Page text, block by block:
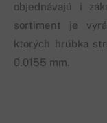
objednávajú i
sortiment je
ktorých hrúbka
0,0155 mm.